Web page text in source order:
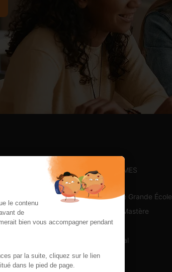
le contenu
de
bien vous accompagner pendant
par la suite, cliquez sur le lien
dans le pied de page.
de Commerce et de
à Brest.
PROGRAMMES
Bachelor
Programme Grande École
Executive Mastère
Alternance
International
E-Learning